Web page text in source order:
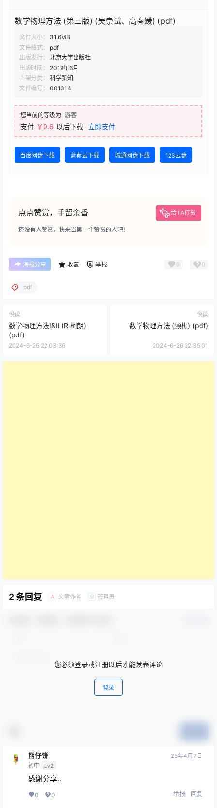
数学物理方法 (第三版) (吴崇试、高春媛) (pdf)
文件大小：
31.6MB
文件格式：
pdf
出版发行：
北京大学出版社
出版时间：
2019年6月
上架分类：
科学新知
文件编号：
001314
您当前的等级为 游客
支付 ￥0.6 以后下载 立即支付
百度网盘下载 蓝奏云下载 城通网盘下载 123云盘
点点赞赏，手留余香 给TA打赏
还没有人赞赏，快来当第一个赞赏的人吧！
海报分享 收藏 举报 0 0
pdf
悦读
数学物理方法I&II (R·柯朗)
(pdf)
2024-6-26 22:03:36
悦读
数学物理方法 (顾樵) (pdf)
2024-6-26 22:35:01
2 条回复 A 文章作者 M 管理员
您必须登录或注册以后才能发表评论
登录
熊仔饼
初中 Lv2
25年4月7日
感谢分享..
0 0 举报 回复